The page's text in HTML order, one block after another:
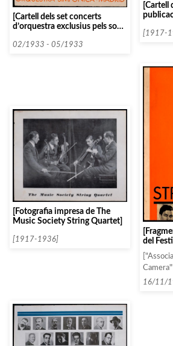
[Cartell dels set concerts
d’orquestra exclusius pels socis
Càmera va organitzar al Palau
02/1933 - 05/1933
[Cartell
[1917-
[Fotografia impresa de The
Music Society String Quartet]
[1917-1936]
del
16/11/